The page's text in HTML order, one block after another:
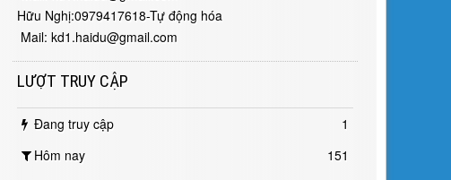
Hữu Nghị:0979417618-Tự động hóa
Mail: kd1.haidu@gmail.com
LƯỢT TRUY CẬP
Đang truy cập
1
Hôm nay
151